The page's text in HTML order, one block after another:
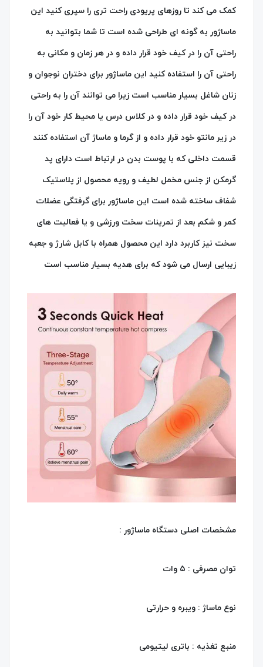
کمک می کند تا روزهای پریودی راحت تری را سپری کنید این
ماساژور به گونه ای طراحی شده است تا شما بتوانید به
راحتی آن را در کیف خود قرار داده و در هر زمان و مکانی به
راحتی آن را استفاده کنید این ماساژور برای دختران نوجوان و
زنان شاغل بسیار مناسب است زیرا می توانند آن را به راحتی
در کیف خود قرار داده و در کلاس درس یا محیط کار خود آن را
در زیر مانتو خود قرار داده و از گرما و ماساژ آن استفاده کنند
قسمت داخلی که با پوست بدن در ارتباط است دارای پد
گرمکن از جنس مخمل لطیف و رویه محصول از پلاستیک
شفاف ساخته شده است این ماساژور برای گرفتگی عضلات
کمر و شکم بعد از تمرینات سخت ورزشی و یا فعالیت های
سخت نیز کاربرد دارد این محصول همراه با کابل شارژ و جعبه
زیبایی ارسال می شود که برای هدیه بسیار مناسب است
مشخصات اصلی دستگاه ماساژور :
توان مصرفی : ۵ وات
نوع ماساژ : ویبره و حرارتی
منبع تغذیه : باتری لیتیومی